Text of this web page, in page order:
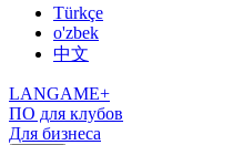
Türkçe
o'zbek
中文
LANGAME+
ПО для клубов
Для бизнеса